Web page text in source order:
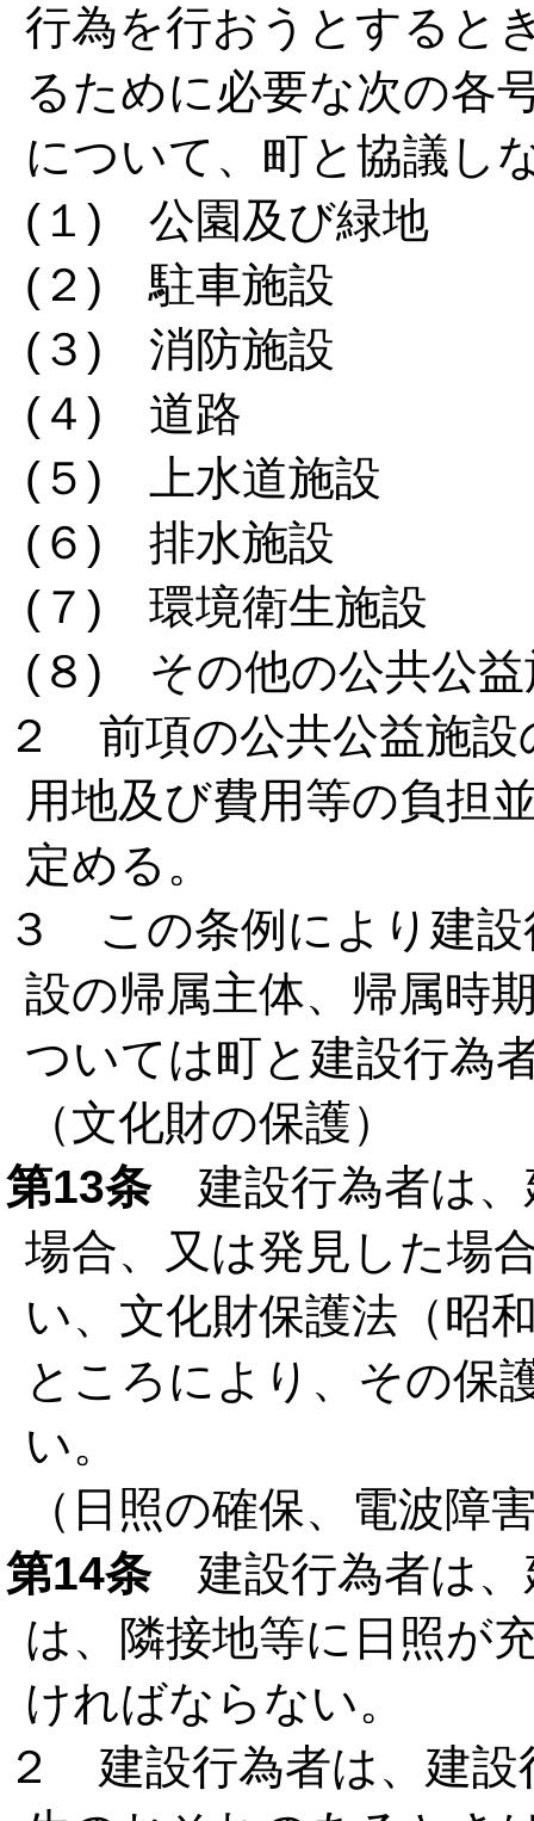
行為を行おうとすると
るために必要な次の各
について、町と協議し
(１) 公園及び緑地
(２) 駐車施設
(３) 消防施設
(４) 道路
(５) 上水道施設
(６) 排水施設
(７) 環境衛生施設
(８) その他の公共公益
２ 前項の公共公益施設
用地及び費用等の負担
定める。
３ この条例により建設
設の帰属主体、帰属時
ついては町と建設行為
（文化財の保護）
第13条建設行為者は、
場合、又は発見した場
い、文化財保護法（昭
ところにより、その保
い。
（日照の確保、電波障
第14条建設行為者は、
は、隣接地等に日照が
ければならない。
２ 建設行為者は、建設